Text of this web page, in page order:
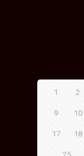
1 2
9 10
17 18